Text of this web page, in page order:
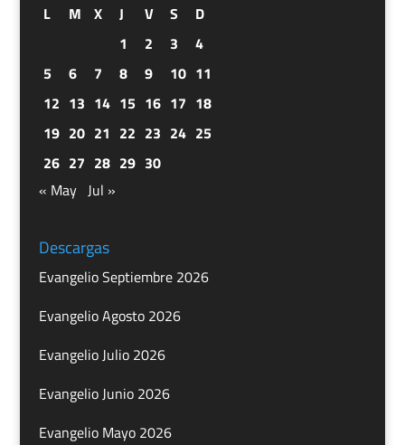
L M X J V S
D
1
2 3
4
5
6 7 8 9 10 11
12 13 14 15 16 17 18
19 20 21 22 23 24 25
26 27 28 29 30
« May Jul »
Descargas
Evangelio Septiembre 2026
Evangelio Agosto 2026
Evangelio Julio 2026
Evangelio Junio 2026
Evangelio Mayo 2026